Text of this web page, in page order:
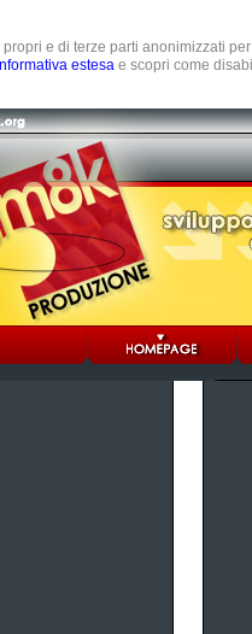
e di terze parti anonimizzati
estesa e scopri come